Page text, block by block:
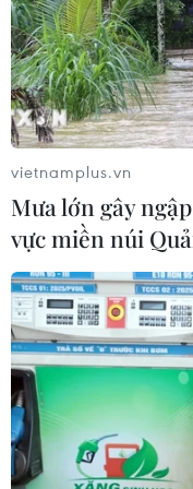
TIN CÙNG
Mở rộng không
vietnamplus.vn
Mưa lớn gây
vực miền núi